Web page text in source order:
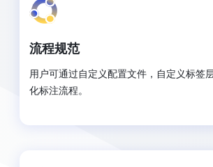
流程规范
用户可通过自定义配置文件，自定义标签
化标注流程。